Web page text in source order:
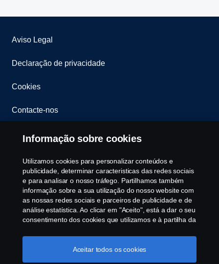
Aviso Legal
Declaração de privacidade
Cookies
Contacte-nos
Whistleblowing
Política ambiental
Governance, Risk & Compliance
Cookie Configurações
Informação sobre cookies
Utilizamos cookies para personalizar conteúdos e
publicidade, determinar caracteristicas das redes sociais
e para analisar o nosso tráfego. Partilhamos também
informação sobre a sua utilização do nosso website com
as nossas redes sociais e parceiros de publicidade e de
análise estatística. Ao clicar em "Aceito", está a dar o seu
consentimento dos cookies que utilizamos e à partilha da
utilizamos os cookies, visite a nossa secção de cookies,
ou clique no link em rodapé, ou como gerimos os seus
Aceitar todos os cookies